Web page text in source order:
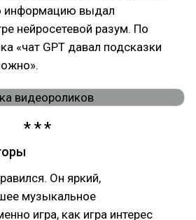
информацию выдал
нейросетевой разум. По
«чат GPT давал подсказки
Он яркий,
музыкальное
игра, как игра интерес